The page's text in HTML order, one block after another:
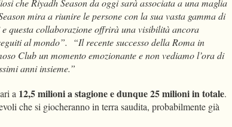
che Riyadh Season da oggi sarà associata a una maglia
mira a riunire le persone con la sua vasta gamma di
questa collaborazione offrirà una visibilità ancora
al mondo”. “Il recente successo della Roma in
Club un momento emozionante e non vediamo l’ora di
anni insieme.”
a 12,5 milioni a stagione e dunque 25 milioni in totale.
che si giocheranno in terra saudita, probabilmente già